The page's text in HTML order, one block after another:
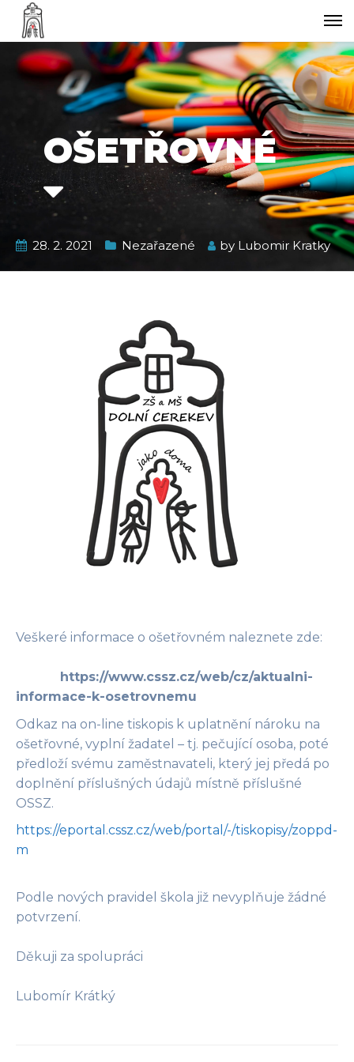
OŠETŘOVNÉ
28. 2. 2021 Nezařazené by Lubomir Kratky
Veškeré informace o ošetřovném naleznete zde:
https://www.cssz.cz/web/cz/aktualni-
informace-k-osetrovnemu
Odkaz na on-line tiskopis k uplatnění nároku na
ošetřovné, vyplní žadatel – tj. pečující osoba, poté
předloží svému zaměstnavateli, který jej předá po
doplnění příslušných údajů místně příslušné
OSSZ.
https://eportal.cssz.cz/web/portal/-/tiskopisy/zoppd-
m
Podle nových pravidel škola již nevyplňuje žádné
potvrzení.
Děkuji za spolupráci
Lubomír Krátký​